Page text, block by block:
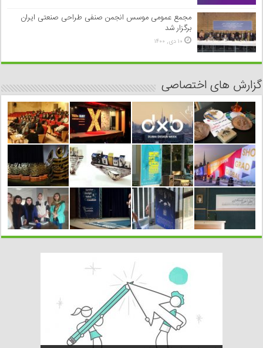
مجمع عمومی موسس انجمن صنفی طراحی صنعتی ایران
برگزار شد
۱۰ دی, ۱۴۰۰
گزارش های اختصاصی